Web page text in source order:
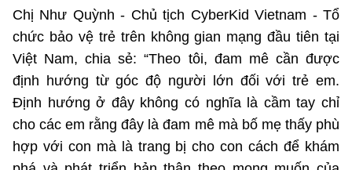
Tin địa phương
Sở hữu trí tuệ
Tiêu chuẩn, đo lường, chất lượng
Năng lượng nguyên tử
Ảnh
Voice
Nhiệm vụ trọng tâm
Chị Như Quỳnh - Chủ tịch CyberKid Vietnam - Tổ
chức bảo vệ trẻ trên không gian mạng đầu tiên tại
Việt Nam, chia sẻ: “Theo tôi, đam mê cần được
định hướng từ góc độ người lớn đối với trẻ em.
Định hướng ở đây không có nghĩa là cầm tay chỉ
cho các em rằng đây là đam mê mà bố mẹ thấy phù
hợp với con mà là trang bị cho con cách để khám